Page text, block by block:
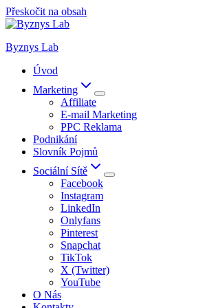
Přeskočit na obsah
Byznys Lab
Úvod
Marketing
Affiliate
E-mail Marketing
PPC Reklama
Podnikání
Slovník Pojmů
Sociální Sítě
Facebook
Instagram
LinkedIn
Onlyfans
Pinterest
Snapchat
TikTok
X (Twitter)
YouTube
O Nás